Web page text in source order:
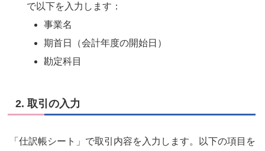
で以下を入力します：
事業名
期首日（会計年度の開始日）
勘定科目
2. 取引の入力
「仕訳帳シート」で取引内容を入力します。以下の項目を